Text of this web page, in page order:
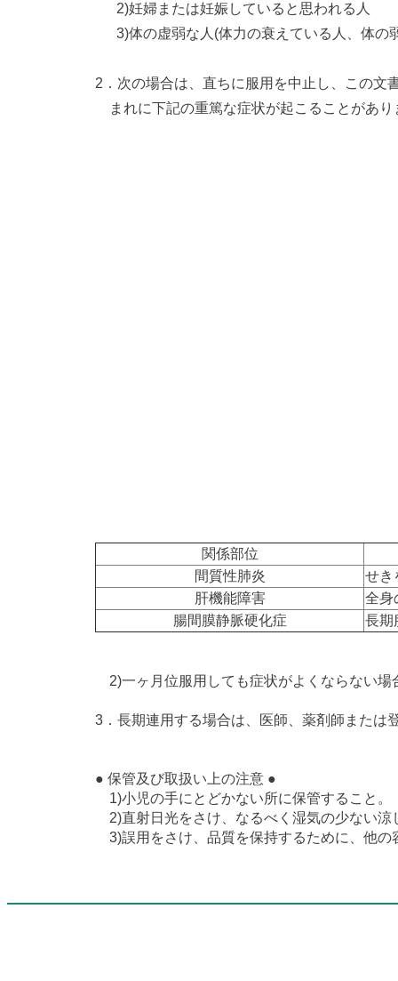
2)妊婦または妊娠していると思われる人
3)体の虚弱な人(体力の衰えている人、体の
2．次の場合は、直ちに服用を中止し、この文
まれに下記の重篤な症状が起こることがあ
関係部位
間質性肺炎
せき
肝機能障害
全身
腸間膜静脈硬化症
長期
2)一ヶ月位服用しても症状がよくならない場
3．長期連用する場合は、医師、薬剤師または
● 保管及び取扱い上の注意 ●
1)小児の手にとどかない所に保管すること。
2)直射日光をさけ、なるべく湿気の少ない涼
3)誤用をさけ、品質を保持するために、他の